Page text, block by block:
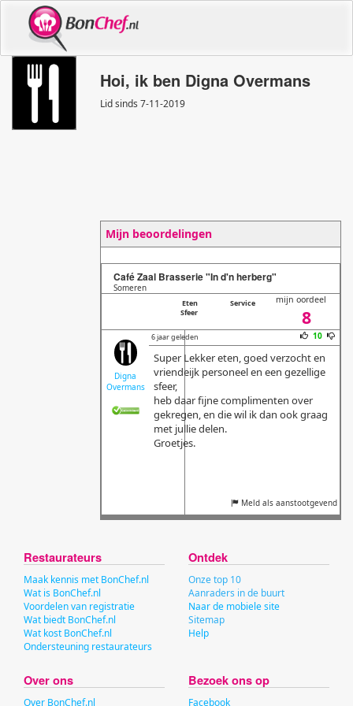
Hoi, ik ben Digna Overmans
Lid sinds 7-11-2019
Mijn beoordelingen
Café Zaal Brasserie "In d'n herberg"
Someren
Eten
Service
Sfeer
mijn oordeel
8
Digna
Overmans
6 jaar geleden 10
Super Lekker eten, goed verzocht en
vriendeijk personeel en een gezellige
sfeer,
heb daar fijne complimenten over
gekregen, en die wil ik dan ook graag
met jullie delen.
Groetjes.
Meld als aanstootgevend
Restaurateurs
Maak kennis met BonChef.nl
Wat is BonChef.nl
Voordelen van registratie
Wat biedt BonChef.nl
Wat kost BonChef.nl
Ondersteuning restaurateurs
Ontdek
Onze top 10
Aanraders in de buurt
Naar de mobiele site
Sitemap
Help
Over ons
Over BonChef.nl
Bezoek ons op
Facebook